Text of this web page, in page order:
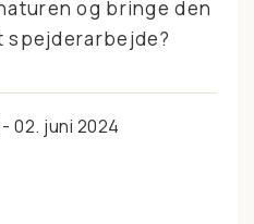
og bringe den
02. juni 2024